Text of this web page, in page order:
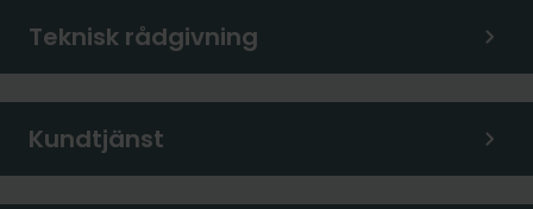
Teknisk rådgivning
Kundtjänst